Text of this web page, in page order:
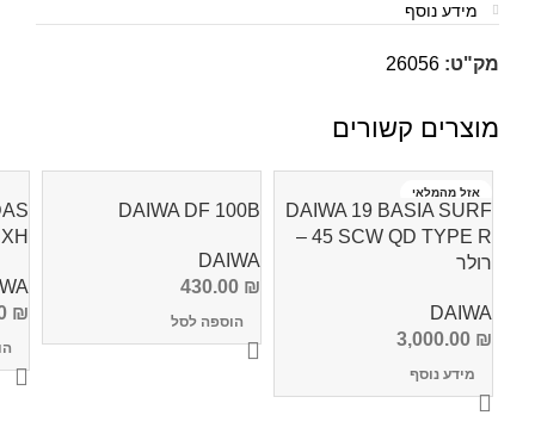
מידע נוסף
מק"ט: 26056
מוצרים קשורים
אזל מהמלאי
DAIWA 19 BASIA SURF
45 SCW QD TYPE R –
רולר
DAIWA
3,000.00 ₪
מידע נוסף
DAIWA DF 100B
DAIWA
430.00 ₪
הוספה לסל ₪